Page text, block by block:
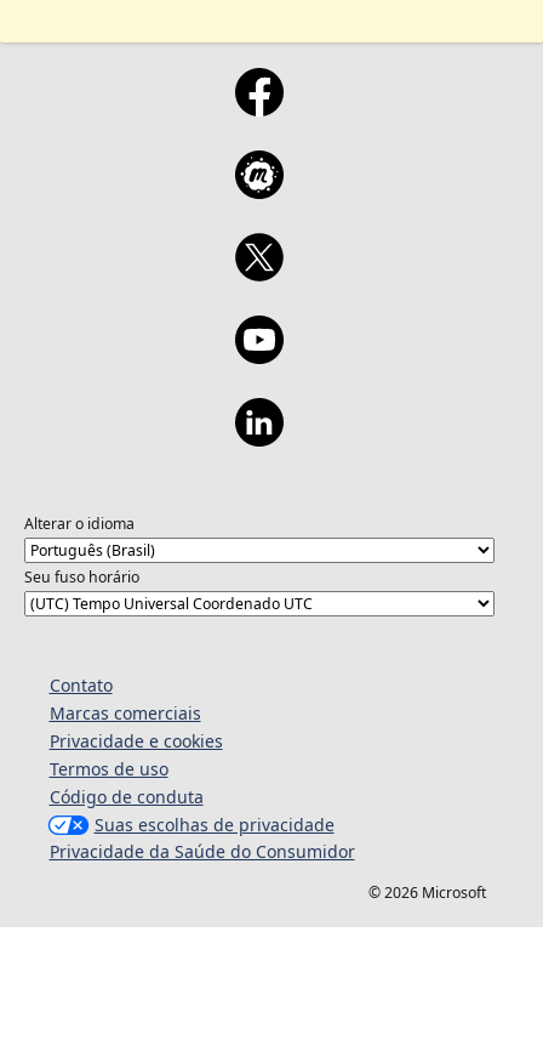
Alterar o idioma
Seu fuso horário
Contato
Marcas comerciais
Privacidade e cookies
Termos de uso
Código de conduta
Suas escolhas de privacidade
Privacidade da Saúde do Consumidor
© 2026 Microsoft